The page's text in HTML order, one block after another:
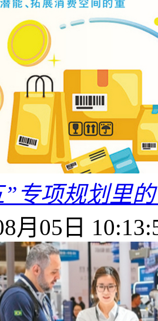
”专项规划里
月05日